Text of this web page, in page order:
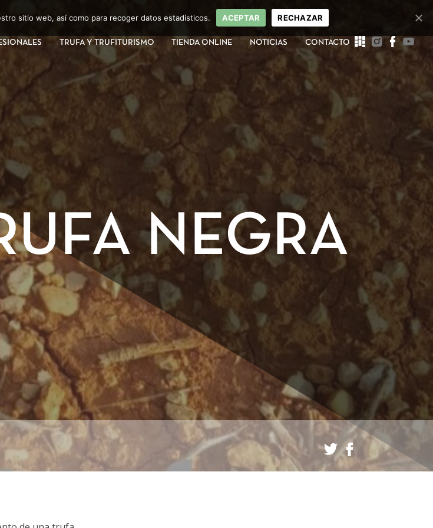
TRUFA Y TRUFITURISMO TIENDA ONLINE NOTICIAS CONTACTO
INICIO
NEGRA
sitio web, así como para recoger datos estadísticos. ACEPTAR RECHAZAR